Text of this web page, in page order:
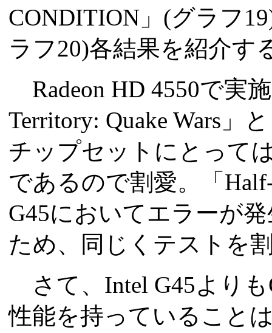
CONDITION」(グラフ
ラフ20)各結果を紹介す
Radeon HD 4550で実
Territory: Quake Wars」
チップセットにとって
であるので割愛。「
G45においてエラーが
ため、同じくテストを
さて、Intel G45よりも
性能を持っていること